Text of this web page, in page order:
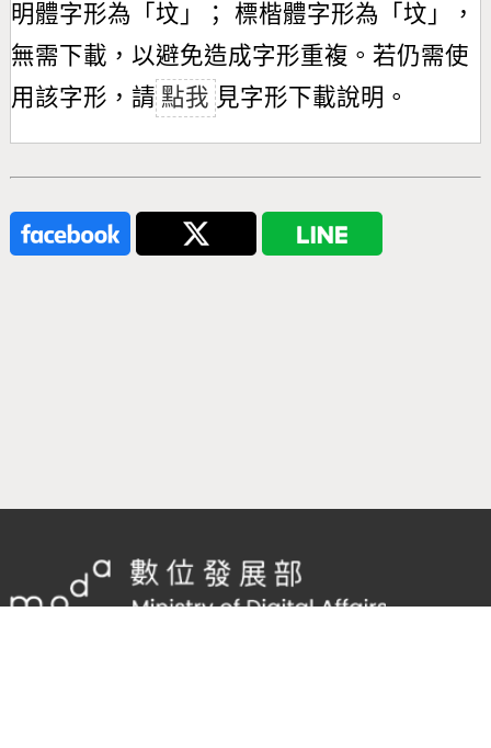
明體字形為「 坟 」； 標楷體字形為「 坟 」，
無需下載，以避免造成字形重複。若仍需使
用該字形，請 點我 見字形下載說明。